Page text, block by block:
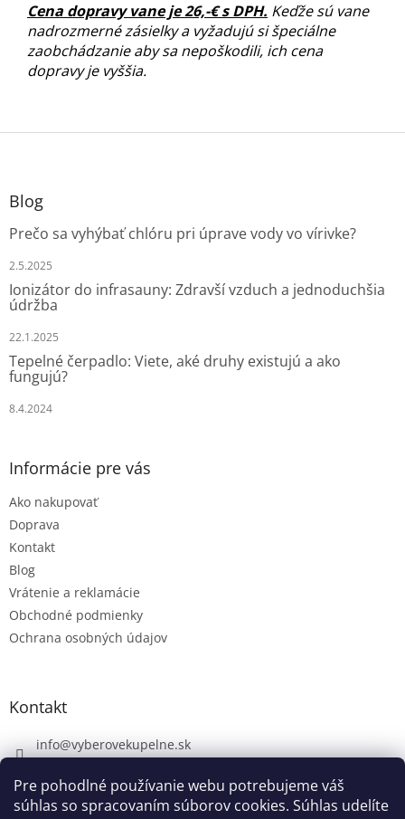
Pre pohodlné používanie webu potrebujeme váš
súhlas so spracovaním súborov cookies. Súhlas udelíte
Cena dopravy vane je 26,-€ s DPH. Keďže sú vane
nadrozmerné zásielky a vyžadujú si špeciálne
zaobchádzanie aby sa nepoškodili, ich cena
dopravy je vyššia.
Z
Blog
Prečo sa vyhýbať chlóru pri úprave vody vo vírivke?
2.5.2025
Ionizátor do infrasauny: Zdravší vzduch a jednoduchšia
údržba
22.1.2025
Tepelné čerpadlo: Viete, aké druhy existujú a ako
fungujú?
8.4.2024
Informácie pre vás
Ako nakupovať
Doprava
Kontakt
Blog
Vrátenie a reklamácie
Obchodné podmienky
Ochrana osobných údajov
Kontakt
info@vyberovekupelne.sk
https://www.facebook.com/vyberovekoupelny/